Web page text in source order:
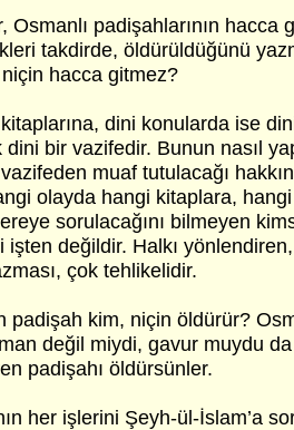
Osmanlı padişahlarının hacca
takdirde, öldürüldüğünü
hacca gitmez?
dini konularda ise
dini bir vazifedir. Bunun nasıl
muaf tutulacağı
olayda hangi kitaplara,
sorulacağını bilmeyen
işten değildir. Halkı
çok tehlikelidir.
padişah kim, niçin öldürür?
değil miydi, gavur muydu
padişahı öldürsünler.
her işlerini Şeyh-ül-İslam’a